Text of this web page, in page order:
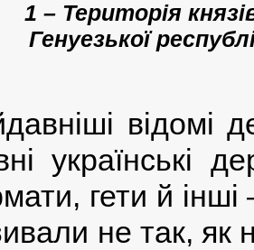
1 – Територія
Генуезької
відомі
українські
гети й
не так,